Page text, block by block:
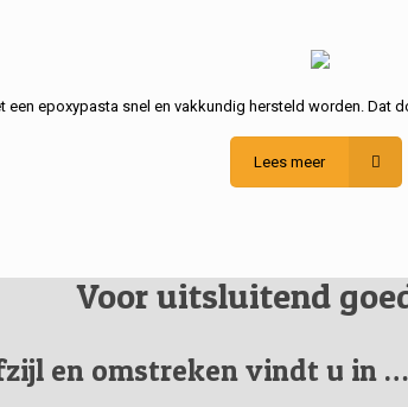
een epoxypasta snel en vakkundig hersteld worden.
Lees meer
Voor uitsluitend
en omstreken vindt u in